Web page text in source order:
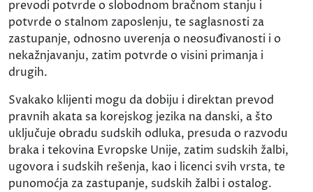
prevodi potvrde o slobodnom bračnom stanju i
potvrde o stalnom zaposlenju, te saglasnosti za
zastupanje, odnosno uverenja o neosuđivanosti i o
nekažnjavanju, zatim potvrde o visini primanja i
drugih.
Svakako klijenti mogu da dobiju i direktan prevod
pravnih akata sa korejskog jezika na danski, a što
uključuje obradu sudskih odluka, presuda o razvodu
braka i tekovina Evropske Unije, zatim sudskih žalbi,
ugovora i sudskih rešenja, kao i licenci svih vrsta, te
punomoćja za zastupanje, sudskih žalbi i ostalog.